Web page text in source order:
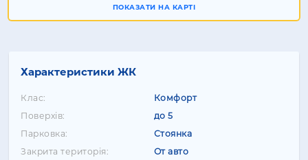
ПОКАЗАТИ НА КАРТІ
Характеристики ЖК
Клас:
Комфорт
Поверхів:
до 5
Парковка:
Стоянка
Закрита територія:
От авто